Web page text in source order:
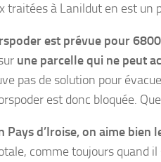
traitées à Lanildut en est un
est prévue pour
une parcelle qui ne peut
pas de solution pour
est donc bloquée.
Pays d’Iroise, on aime bien
comme toujours quand